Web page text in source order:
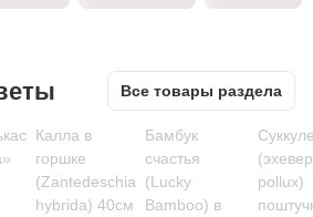
Все товары раздела
Калла в
горшке
(Zantedeschia
hybrida) 40см
Бамбук
счастья
(Lucky
Bamboo) в
pollux)